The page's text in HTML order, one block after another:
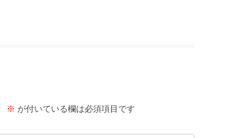
※ が付いている欄は必須項目です